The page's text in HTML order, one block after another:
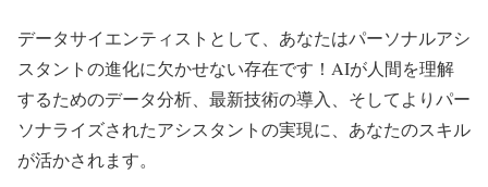
データサイエンティストとして、あなたはパーソナルアシ
スタントの進化に欠かせない存在です！AIが人間を理解
するためのデータ分析、最新技術の導入、そしてよりパー
ソナライズされたアシスタントの実現に、あなたのスキル
が活かされます。